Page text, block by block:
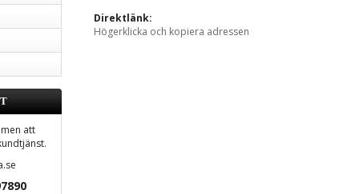
att
Direktlänk:
Högerklicka och kopiera adressen